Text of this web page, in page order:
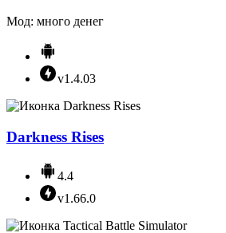
Мод: много денег
v1.4.03
Darkness Rises
4.4
v1.66.0